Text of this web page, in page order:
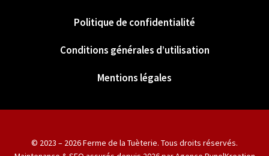
Politique de confidentialité
Conditions générales d’utilisation
Mentions légales
© 2023 – 2026 Ferme de la Tuèterie. Tous droits réservés.